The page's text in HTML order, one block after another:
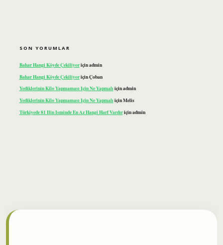
SON YORUMLAR
Bahar Hangi Köyde Çekiliyoriçinadmin
Bahar Hangi Köyde ÇekiliyoriçinÇoban
Yediklerinin Kilo Yapmaması Için Ne Yapmalıiçinadmin
Yediklerinin Kilo Yapmaması Için Ne YapmalıiçinMelis
Türkiyede 81 Ilin Isminde En Az Hangi Harf Vardıriçinadmin